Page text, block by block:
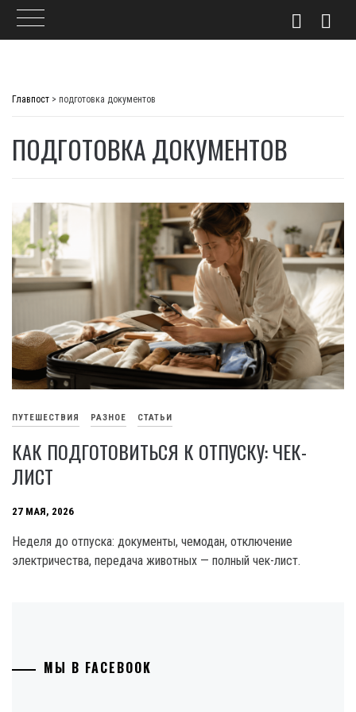
Главпост > подготовка документов
ПОДГОТОВКА ДОКУМЕНТОВ
ПУТЕШЕСТВИЯ РАЗНОЕ СТАТЬИ
КАК ПОДГОТОВИТЬСЯ К ОТПУСКУ: ЧЕК-
ЛИСТ
27 МАЯ, 2026
Неделя до отпуска: документы, чемодан, отключение
электричества, передача животных — полный чек-лист.
МЫ В FACEBOOK